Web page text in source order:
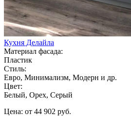
Кухня Делайла
Материал фасада:
Пластик
Стиль:
Евро, Минимализм, Модерн и др.
Цвет:
Белый, Орех, Серый
Цена: от 44 902 руб.